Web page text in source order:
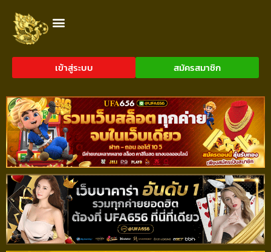
เข้าสู่ระบบ สมัครสมาชิก